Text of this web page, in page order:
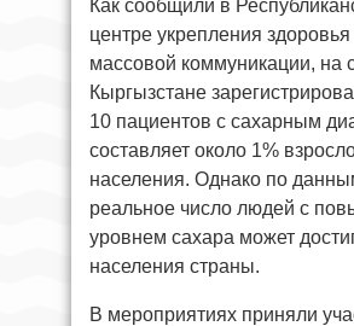
Как сообщили в
центре укрепления здоровья
массовой коммуникации, на
Кыргызстане
10 пациентов с сахарным
составляет около 1%
населения. Однако по
реальное число людей с
уровнем сахара может
населения страны.
В мероприятиях приняли